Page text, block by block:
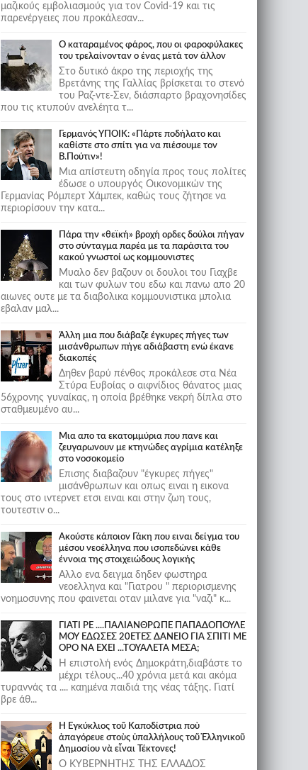
μαζικούς εμβολιασμούς για τον Covid-19 και τις
παρενέργειες που προκάλεσαν...
Ο καταραμένος φάρος, που οι φαροφύλακες
του τρελαίνονταν ο ένας μετά τον άλλον
Στο δυτικό άκρο της περιοχής της
Βρετάνης της Γαλλίας βρίσκεται το στενό
του Ραζ-ντε-Σεν, διάσπαρτο βραχονησίδες
που τις κτυπούν ανελέητα τ...
Γερμανός ΥΠΟΙΚ: «Πάρτε ποδήλατο και
καθίστε στο σπίτι για να πιέσουμε τον
Β.Πούτιν»!
Μια απίστευτη οδηγία προς τους πολίτες
έδωσε ο υπουργός Οικονομικών της
Γερμανίας Ρόμπερτ Χάμπεκ, καθώς τους ζήτησε να
περιορίσουν την κατα...
Πάρα την «θεϊκή» βροχή ορδες δούλοι πήγαν
στο σύνταγμα παρέα με τα παράσιτα του
κακού γνωστοί ως κομμουνιστες
Μυαλο δεν βαζουν οι δουλοι του Γιαχβε
και των φυλων του εδω και πανω απο 20
αιωνες ουτε με τα διαβολικα κομμουνιστικα μπολια
εβαλαν μαλ...
Άλλη μια που διάβαζε έγκυρες πήγες των
μισάνθρωπων πήγε αδιάβαστη ενώ έκανε
διακοπές
Δηθεν βαρύ πένθος προκάλεσε στα Νέα
Στύρα Ευβοίας ο αιφνίδιος θάνατος μιας
56χρονης γυναίκας, η οποία βρέθηκε νεκρή δίπλα στο
σταθμευμένο αυ...
Μια απο τα εκατομμύρια που πανε και
ζευγαρωνουν με κτηνώδες αγρίμια κατέληξε
στο νοσοκομείο
Επισης διαβαζουν "έγκυρες πήγες"
μισάνθρωπων και οπως ειναι η εικονα
τους στο ιντερνετ ετσι ειναι και στην ζωη τους,
τουτεστιν ο...
Ακούστε κάποιον Γάκη που ειναι δείγμα του
μέσου νεοέλληνα που ισοπεδώνει κάθε
έννοια της στοιχειώδους λογικής
Αλλο ενα δειγμα δηδεν φωστηρα
νεοελληνα και "Γιατρου " περιορισμενης
νοημοσυνης που φαινεται οταν μιλανε για "ναζι" κ...
ΓΙΑΤΙ ΡΕ ....ΠΑΛΙΑΝΘΡΩΠΕ ΠΑΠΑΔΟΠΟΥΛΕ
ΜΟΥ ΕΔΩΣΕΣ 20ΕΤΕΣ ΔΑΝΕΙΟ ΓΙΑ ΣΠΙΤΙ ΜΕ
ΟΡΟ ΝΑ ΕΧΕΙ ...ΤΟΥΑΛΕΤΑ ΜΕΣΑ;
Η επιστολή ενός Δημοκράτη,διαβάστε το
μέχρι τέλους...40 χρόνια μετά και ακόμα
τυραννάς τα .... καημένα παιδιά της νέας τάξης. Γιατί
βρε άθ...
Ἡ Ἐγκύκλιος τοῦ Καποδίστρια ποὺ
ἀπαγόρευε στοὺς ὑπαλλήλους τοῦ Ἑλληνικοῦ
Δημοσίου νὰ εἶναι Τέκτονες!
Ο ΚΥΒΕΡΝΗΤΗΣ ΤΗΣ ΕΛΛΑΔΟΣ